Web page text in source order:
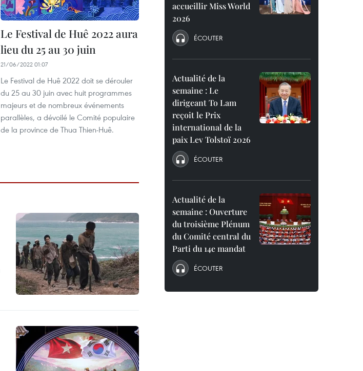
Le Festival de Huê 2022 aura
lieu du 25 au 30 juin
21/06/2022 01:07
Le Festival de Huê 2022 doit se dérouler
du 25 au 30 juin avec huit programmes
majeurs et de nombreux événements
parallèles, a dévoilé le Comité populaire
de la province de Thua Thien-Huê.
accueillir Miss World
2026
ÉCOUTER
Actualité de la
semaine : Le
dirigeant To Lam
reçoit le Prix
international de la
paix Lev Tolstoï 2026
ÉCOUTER
Actualité de la
semaine : Ouverture
du troisième Plénum
du Comité central du
Parti du 14e mandat
ÉCOUTER